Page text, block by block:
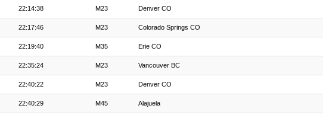
22:14:38 M23 Denver CO
22:17:46 M23 Colorado Springs CO
22:19:40 M35 Erie CO
22:35:24 M23 Vancouver BC
22:40:22 M23 Denver CO
22:40:29 M45 Alajuela